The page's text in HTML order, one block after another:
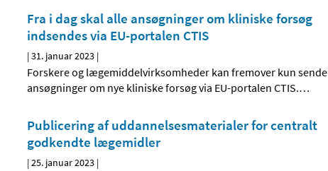
Fra i dag skal alle ansøgninger om kliniske forsøg
indsendes via EU-portalen CTIS
|31. januar 2023 |
Forskere og lægemiddelvirksomheder kan fremover kun sende
ansøgninger om nye kliniske forsøg via EU-portalen CTIS.…
Publicering af uddannelsesmaterialer for centralt
godkendte lægemidler
|25. januar 2023 |